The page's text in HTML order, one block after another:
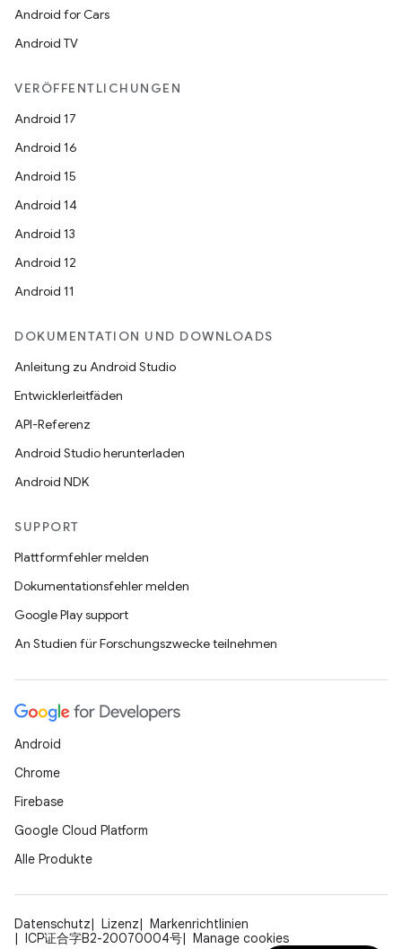
Android for Cars
Android TV
VERÖFFENTLICHUNGEN
Android 17
Android 16
Android 15
Android 14
Android 13
Android 12
Android 11
DOKUMENTATION UND DOWNLOADS
Anleitung zu Android Studio
Entwicklerleitfäden
API-Referenz
Android Studio herunterladen
Android NDK
SUPPORT
Plattformfehler melden
Dokumentationsfehler melden
Google Play support
An Studien für Forschungszwecke teilnehmen
Android
Chrome
Firebase
Google Cloud Platform
Alle Produkte
Datenschutz Lizenz
Markenrichtlinien
ICP证合字B2-20070004号
Manage cookies